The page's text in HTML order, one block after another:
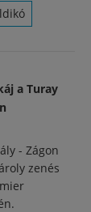
a Turay
- Zágon
zenés